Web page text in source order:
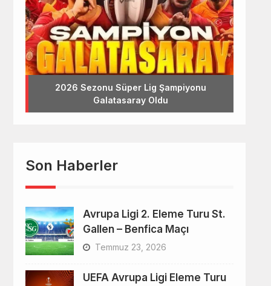
2026 Sezonu Süper Lig Şampiyonu
Galatasaray Oldu
Son Haberler
Avrupa Ligi 2. Eleme Turu St.
Gallen – Benfica Maçı
Temmuz 23, 2026
UEFA Avrupa Ligi Eleme Turu